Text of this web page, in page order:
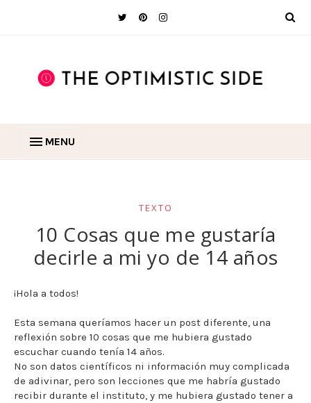
MENU
TEXTO
10 Cosas que me gustaría
decirle a mi yo de 14 años
¡Hola a todos!
Esta semana queríamos hacer un post diferente, una
reflexión sobre 10 cosas que me hubiera gustado
escuchar cuando tenía 14 años.
No son datos científicos ni información muy complicada
de adivinar, pero son lecciones que me habría gustado
recibir durante el instituto, y me hubiera gustado tener a